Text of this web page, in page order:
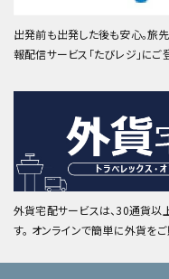
出発前も出発した後も安心。旅
報配信サービス「たびレジ」にご
外貨宅配サービスは、30通貨
す。 オンラインで簡単に外貨をご